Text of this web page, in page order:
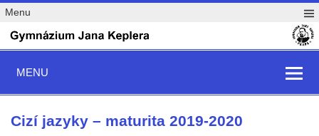
Menu
MENU
Cizí jazyky – maturita 2019-2020